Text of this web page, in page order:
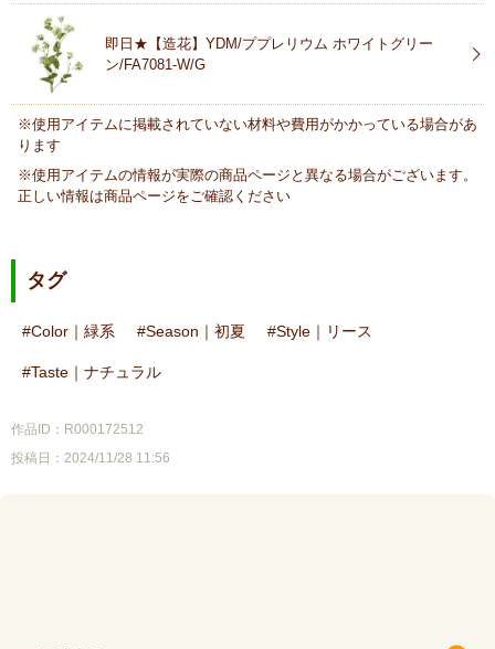
即日★【造花】YDM/ププレリウム ホワイトグリー
ン/FA7081-W/G
※使用アイテムに掲載されていない材料や費用がかかっている場合があ
ります
※使用アイテムの情報が実際の商品ページと異なる場合がございます。
正しい情報は商品ページをご確認ください
タグ
Color｜緑系 Season｜初夏 Style｜リース
Taste｜ナチュラル
作品ID：R000172512
投稿日：2024/11/28 11:56